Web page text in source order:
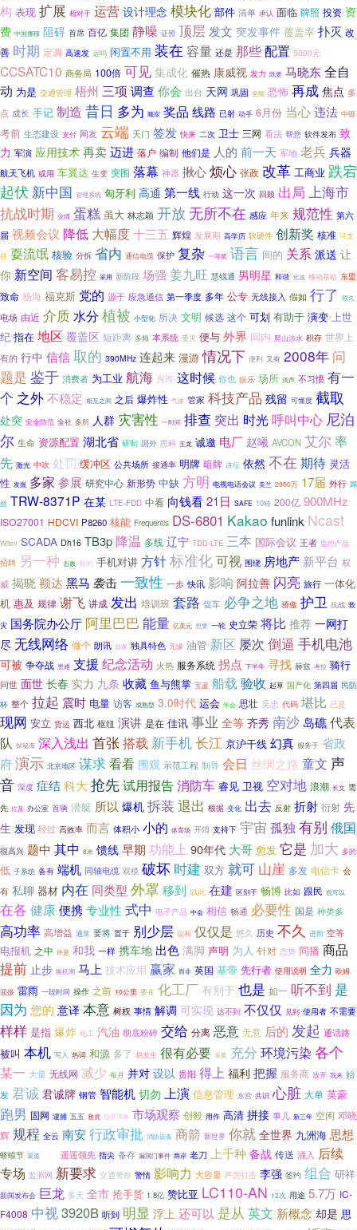
构 表现 扩展 相对于 运营 设计理念 模块化 部件 清单 承认 面临 牌照 投资 资
费 中国挪移 阻碍 首席 百亿 集团 静噪 证照 顶层 发文 突发事件 覆盖率 扑灭 改
善 时期 定调 高速发 远吗 闲置不用 装在 容量 还是 那些配置 5000元
CCSATC10 商务局 100倍 可见集成化 催热 康威视 发力 既要 马晓东全自
动 为是 交通管理 梧州 三项 调查 你会 出台 天网 巩固 全能 恐怖 再成 焦点 多
点 成长 手记 制造 昔日 多为 顺应 奖品 线路 已射 动手 6月份 当心违法 中级
考前 生态建设 支付 网友 云端 天门 签发 快来 二次 卫士 三网 看法 帮您 软件发布 致
力 军演 应用技术 再卖迈进 落户 编制 他们是 人的 前一天 军地 老兵 兵器
航天飞机 或用 车翼达 生变 突围 落幕 神器 揪心烦心 张政 改革 工商业 跌宕
起伏 新中国 管理系统 匈牙利 高通 第一线 行动 这一次 回顾 出局 上海市
抗战时期 业绩 蛋糕 虽大 林志颖 开放 无所不在 感应 年来 规范性 第六
届 视频会议 降低 大幅度十三五 辉煌 发展期 高学历 软硬件 创新奖 核准 可支
持 耍流氓 核验 分拆 省内 通信电缆 保护 复杂 一等奖 语言 间的 关系 派送 让
你 新空间 客易控 采用 新阶段 场强 姜九旺 慧锐通 男明星 和谐 光波 移动基站 东盟
致命 杨海 福克斯 党的 源于 应急通信 第一季度 多年 公专 无线接入 假如 行了 很久
电场 由近 介质水分 植被 小型化 所决 文明 候选 这个 可划 有助于 演变 上世
纪 指在 地区 覆盖区 短距离 多频 本系统 受灾 便与 外界 间内 爬山涉水 积存 世界上
有的 行中 信信取的 390MHz 连起来 漫游 情况下 便利 又有 2008年 问
题是 鉴于 消费者 为工业 航海 兴许 这时候 你也 娱乐 场所 滴声 不习惯 有一
个 之外不稳定 相互之间 之后 爆炸性 气体 管家 科技产品 残留 可懂度 截取
处突 安全防范 全社 多所 人群 灾害性 一时间 排查 突出 时光呼叫中心 尼泊
尔 生命 资源配置 湖北省 研制 国外 思科 王龙 诚邀 电厂 赵曦 AVCON 艾尔率
先 激光 中吹 处罚 缓冲区 公共场所 接通率 明牌 暗牌 讲坛 依然 不在 期待 灵活
性 发掘 多家 参展 研究中心 新形势 中缺 方明 电视电话会议 美兰 2950万 17届 外行 屌
丝 TRW-8371P 在某 LTE-FDD 中看 向钱看21日 SAFE 10转 200亿 900MHz
ISO27001 HDCVI P8260 核能 Frequentis DS-6801 Kakao funlink Ncast
Witen SCADA Dh16 TB3p 降温 多线 辽宁 TDD-LTE 三本 国际会议 王者 监控产品
招聘 另一种 击败 新的 手机对讲 方针标准化可视 围绕 房地产 新平台 权
威 揭晓额达 黑马 袭击一致性 一步 快讯 影响 阿拉善 闪亮 旅行 一体化
机 惠及 规律 谢飞 讲成 发出 培训班 套路 促车 必争之地 骄傲 护卫 抗战 救
灾 国务院办公厅 阿里巴巴 能量 亿美元 想要 一轮 史立荣 将比 推荐 一网打
尽 无线网络 做个 朗讯 自家 独具特色 无缘 油管 新区 屡次 倒逼 手机电池
可被 争夺战 患难 支援 纪念活动 火热 服务系统 拐点 下半年 寻找 赫兹 考拉 骑行
问世 面世 长春 实力 九条 收藏 鱼与熊掌 宝蓝 船载 验收 起草 国产化 第四届 民防
杯 整个 拉起 震时 电量 访客 成熟型 3.0时代 运会 年会 思壮 吴忠 代码 堪比 已是
现网 安立 货运 西北 枢纽 演讲 是在 佳讯 事业 全等 齐秀 南沙 岛礁代表
队 探秘海 深入浅出 首张 搭载 新手机长江 京沪干线 幻真 服务于 省政
府演示 北京地区 谋求 看看 围观 示范工程 制导 会日 丝绸之路 童文 声
音 深度 症结科大 抢先试用报告消防车 睿见 卫视 空对地 浪潮 长文 需
先 位及 办公室 首辆 潜艇 所以 爆机拆装 退出 根据 变化 出去 反射 折射 衍射 先
生 发现 经过 高效率 而言 体积小 小的 体育场 开阔 支持下 宇宙 孤独 有别 俄国
很高兴 题中 其中 8米 馈线 早期 功能上 90年代 大哥 愈发 它是 加大 多的
低 子系统 备有 端机 同轴电缆 双模 破坏 时建 双方 就可 山崖 多发 电信卡 会
有 私聊 器材 内在 同类型 外罩移到 以此 在建 区别于 畅博 比如 跟民 也可以
在各 健康便携专业性 式中 电子产品 中会 相信 畅通 必要性 国是 种类多
高功率 高增益 通常 要将 置于 别少层 议和 仅仅是 悠久 历史 不久 进而 空等
电报机 之中 许是 和我 一样 携车地 出色 满脚 声明 为人 针对 态势 同播 商品
提前 止步 换机潮 马上 技术应用 赢家 而非 英国 基带 先行者 使用说明 全力 欧姆
迎接 雷雨 一段时间 操作 之前 10公里 要在 化工厂 有别于 也是 如一 听不到 是
因为 您的 意译 本意 树杈 事情 解调 可实现 达不到 不仅仅 见到 使用者 不需要
样样 是指 爆炸 化工 汽油 彻底粉碎 交给 分离 恶意 无意 后的 发起 通话路
被叫 本机 写入 热词 和源 多了 易发生 很有必要 采集 充分 环境污染 各个
某一 大量 无线网 减少 每月 并对 设以 贵阳 得上 福利 把握 服务商 放开 我来 始
发 君诚 君诚牌 钢管 智能机 切勿 上演 信息管理 东营 共识 心脏 大单 英豪
跑男 固网 逮捕 五五 雅虎 拉开序幕 市场观察 创毅 用作 高清 拼接 事儿 新三年 空闲 邓晓
辉 规程 全云 南安行政审批 消防设备 商箭 新世界 你就 全世界 九洲海 思想
蛴蟆节 渠道 遥遥领先 指尖 备存 漏洞门事件 两岸 老刀 上千种 备战 传送 涌入 后续
专场 监测网 新要求 交通警察 警情 影响力 大容量 严厉打击 李强 签约 组合 研祥
新闻发布会 巨龙 多天 全市 抢手货 1.8亿 赞比亚 LC110-AN 12次 用途 5.7万 IC-
F4008 中视3920B 听到 明显 浮上 还可以 是从 英文 新概念 却是 思